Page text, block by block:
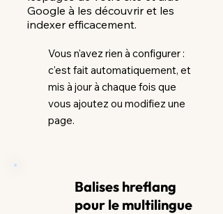
Google à les découvrir et les
indexer efficacement.
Vous n'avez rien à configurer :
c'est fait automatiquement, et
mis à jour à chaque fois que
vous ajoutez ou modifiez une
page.
Balises hreflang
pour le multilingue